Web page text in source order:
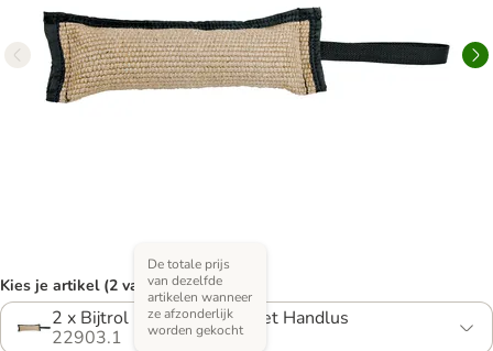
Kies je artikel (2 varianten)
2 x Bijtrol - Trixie Bijtrol met Handlus
22903.1
De totale prijs
van dezelfde
artikelen wanneer
ze afzonderlijk
worden gekocht